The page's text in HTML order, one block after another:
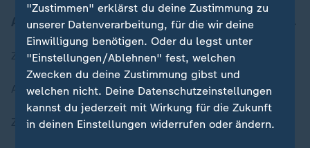
Aktuell bei ZDFheute
Zuletzt veröffentlicht
Aktuelle Sendungs-Videos
ZDFheute Stories
"Zustimmen" erklärst du deine Zustimmung zu
unserer Datenverarbeitung, für die wir deine
Einwilligung benötigen. Oder du legst unter
"Einstellungen/Ablehnen" fest, welchen
Zwecken du deine Zustimmung gibst und
welchen nicht. Deine Datenschutzeinstellungen
kannst du jederzeit mit Wirkung für die Zukunft
in deinen Einstellungen widerrufen oder ändern.